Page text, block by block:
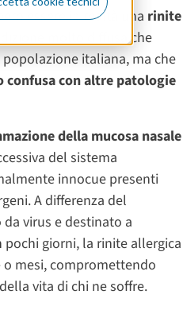
essere in realtà una rinite
molto diffusa che
italiana, ma che
con altre patologie
della mucosa nasale
del sistema
innocue presenti
A differenza del
virus e destinato a
giorni, la rinite allergica
mesi, compromettendo
vita di chi ne soffre.